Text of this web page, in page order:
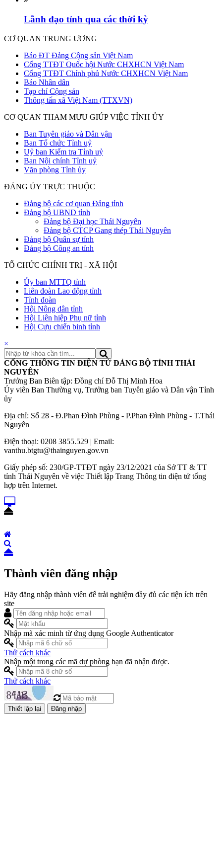
Lãnh đạo tỉnh qua các thời kỳ
CƠ QUAN TRUNG ƯƠNG
Báo ĐT Đảng Cộng sản Việt Nam
Cổng TTĐT Quốc hội Nước CHXHCN Việt Nam
Cổng TTĐT Chính phủ Nước CHXHCN Việt Nam
Báo Nhân dân
Tạp chí Cộng sản
Thông tấn xã Việt Nam (TTXVN)
CƠ QUAN THAM MƯU GIÚP VIỆC TỈNH ỦY
Ban Tuyên giáo và Dân vận
Ban Tổ chức Tỉnh uỷ
Uỷ ban Kiểm tra Tỉnh uỷ
Ban Nội chính Tỉnh uỷ
Văn phòng Tỉnh ủy
ĐẢNG ỦY TRỰC THUỘC
Đảng bộ các cơ quan Đảng tỉnh
Đảng bộ UBND tỉnh
Đảng bộ Đại học Thái Nguyên
Đảng bộ CTCP Gang thép Thái Nguyên
Đảng bộ Quân sự tỉnh
Đảng bộ Công an tỉnh
TỔ CHỨC CHÍNH TRỊ - XÃ HỘI
Ủy ban MTTQ tỉnh
Liên đoàn Lao động tỉnh
Tỉnh đoàn
Hội Nông dân tỉnh
Hội Liên hiệp Phụ nữ tỉnh
Hội Cựu chiến binh tỉnh
×
CỔNG THÔNG TIN ĐIỆN TỬ ĐẢNG BỘ TỈNH THÁI
NGUYÊN
Trưởng Ban Biên tập: Đồng chí Đỗ Thị Minh Hoa
Ủy viên Ban Thường vụ, Trưởng ban Tuyên giáo và Dân vận Tỉnh
ủy
Địa chỉ: Số 28 - Đ.Phan Đình Phùng - P.Phan Đình Phùng - T.Thái
Nguyên
Điện thoại: 0208 3855.529 | Email:
vanthu.btgtu@thainguyen.gov.vn
Giấy phép số: 230/GP-TTĐT ngày 23/12/2021 của Sở TT & TT
tỉnh Thái Nguyên về việc Thiết lập Trang Thông tin điện tử tổng
hợp trên Internet.
Thành viên đăng nhập
Hãy đăng nhập thành viên để trải nghiệm đầy đủ các tiện ích trên
site
Nhập mã xác minh từ ứng dụng Google Authenticator
Thử cách khác
Nhập một trong các mã dự phòng bạn đã nhận được.
Thử cách khác
Đăng nhập